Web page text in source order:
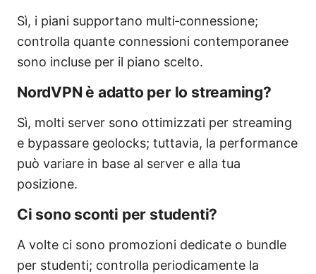
Sì, i piani supportano multi‑connessione;
controlla quante connessioni contemporanee
sono incluse per il piano scelto.
NordVPN è adatto per lo streaming?
Sì, molti server sono ottimizzati per streaming
e bypassare geolocks; tuttavia, la performance
può variare in base al server e alla tua
posizione.
Ci sono sconti per studenti?
A volte ci sono promozioni dedicate o bundle
per studenti; controlla periodicamente la